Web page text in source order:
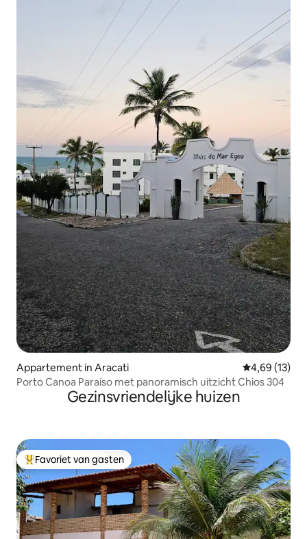
Appartement in Aracati Gemiddelde
4,69 (13)
Porto Canoa Paraíso met panoramisch uitzicht Chios 304
Gezinsvriendelijke huizen
Topfavoriet van gasten
Favoriet van gasten